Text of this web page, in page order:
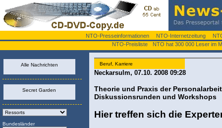
NTO-Presseinformationen NTO-Internetzeitung
NTO-Preisliste
NTO hat 300 000 Leser im
Alle Nachrichten
Secret Garden
Bundesländer
Beruf, Karriere
Neckarsulm, 07.10. 2008 09:28
Theorie und Praxis der
Diskussionsrunden und Workshops
Hier treffen sich die